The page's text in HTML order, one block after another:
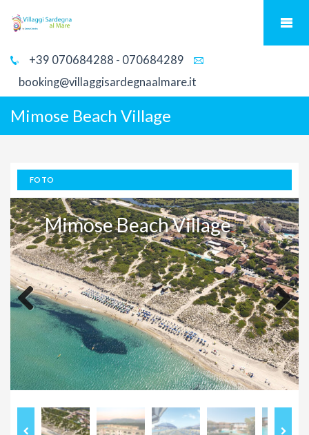
+39 070684288 - 070684289
booking@villaggisardegnaalmare.it
Mimose Beach Village
FOTO
Mimose Beach Village
Previous Next